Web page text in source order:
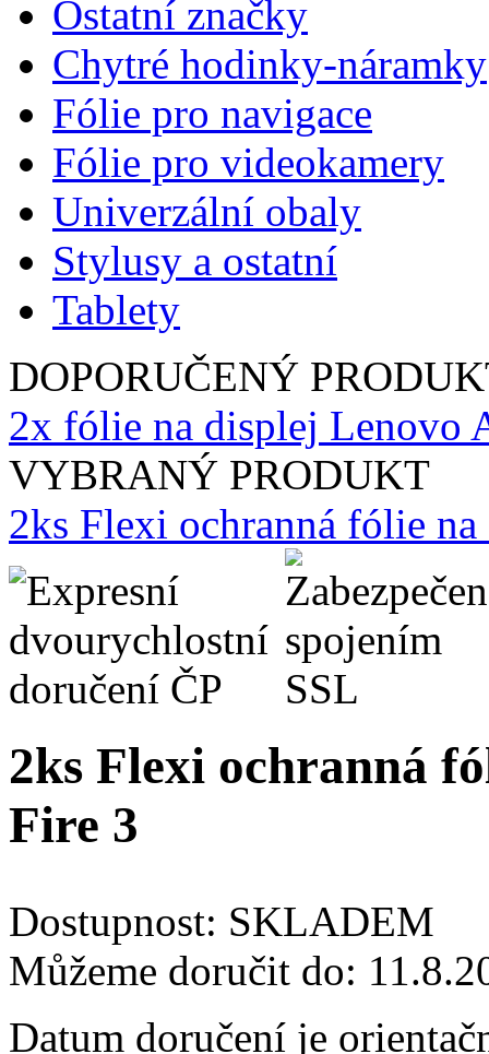
Ostatní značky
Chytré hodinky-náramky
Fólie pro navigace
Fólie pro videokamery
Univerzální obaly
Stylusy a ostatní
Tablety
DOPORUČENÝ
2x fólie na displej Lenovo
VYBRANÝ PRODUKT
2ks Flexi ochranná fólie
2ks Flexi ochranná
Fire 3
Dostupnost: SKLADEM
Můžeme doručit do:
Datum doručení je